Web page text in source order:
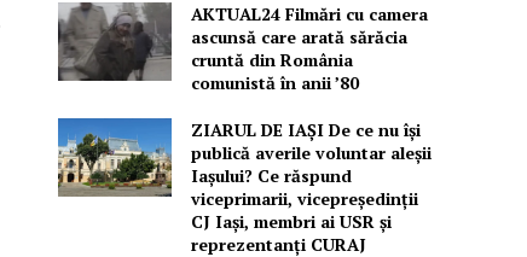
AKTUAL24 Filmări cu camera
ascunsă care arată sărăcia
cruntă din România
comunistă în anii ’80
ZIARUL DE IAȘI De ce nu își
publică averile voluntar aleșii
Iașului? Ce răspund
viceprimarii, vicepreședinții
CJ Iași, membri ai USR și
reprezentanți CURAJ